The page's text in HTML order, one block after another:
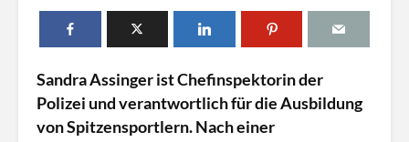
Sandra Assinger ist Chefinspektorin der
Polizei und verantwortlich für die Ausbildung
von Spitzensportlern. Nach einer